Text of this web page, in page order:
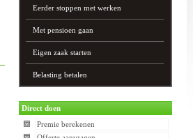
Eerder stoppen met werken
Met pensioen gaan
Eigen zaak starten
Belasting betalen
Direct doen
Premie berekenen